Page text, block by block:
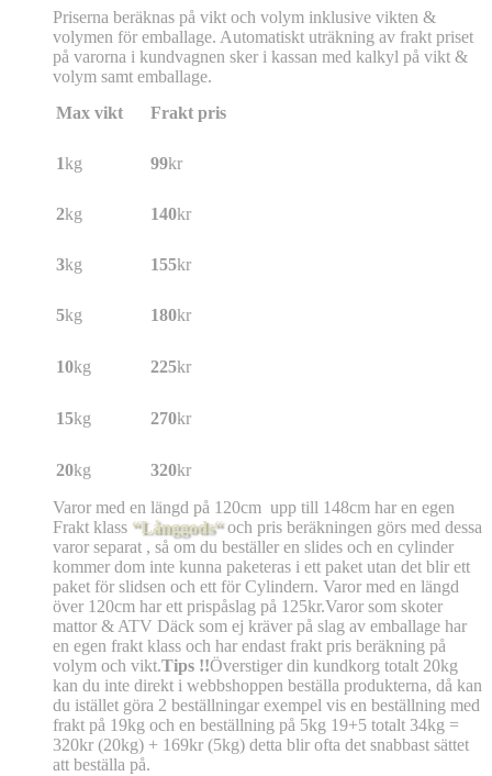
Priserna beräknas på vikt och volym inklusive vikten &
volymen för emballage. Automatiskt uträkning av frakt priset
på varorna i kundvagnen sker i kassan med kalkyl på vikt &
volym samt emballage.
Max vikt
Frakt pris
1kg 99kr
2kg 140kr
3kg 155kr
5kg 180kr
10kg 225kr
15kg 270kr
20kg 320kr
Varor med en längd på 120cm upp till 148cm har en egen
Frakt klass “Långgods“och pris beräkningen görs med dessa
varor separat , så om du beställer en slides och en cylinder
kommer dom inte kunna paketeras i ett paket utan det blir ett
paket för slidsen och ett för Cylindern. Varor med en längd
över 120cm har ett prispåslag på 125kr.Varor som skoter
mattor & ATV Däck som ej kräver på slag av emballage har
en egen frakt klass och har endast frakt pris beräkning på
volym och vikt.Tips !!Överstiger din kundkorg totalt 20kg
kan du inte direkt i webbshoppen beställa produkterna, då kan
du istället göra 2 beställningar exempel vis en beställning med
frakt på 19kg och en beställning på 5kg 19+5 totalt 34kg =
320kr (20kg) + 169kr (5kg) detta blir ofta det snabbast sättet
att beställa på.